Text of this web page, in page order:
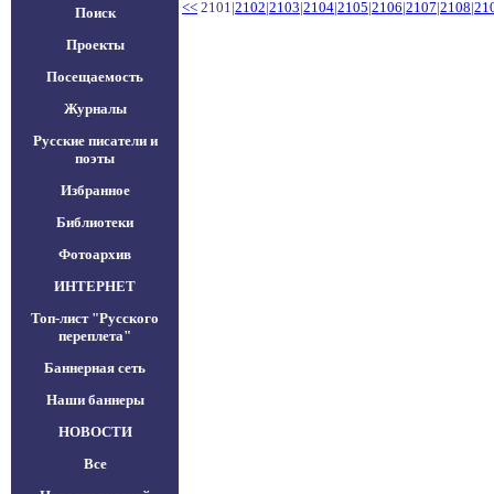
Поиск
Проекты
Посещаемость
Журналы
Русские писатели и
поэты
Избранное
Библиотеки
Фотоархив
ИНТЕРНЕТ
Топ-лист "Русского
переплета"
Баннерная сеть
Наши баннеры
НОВОСТИ
Все
<< 2101|2102|2103|2104|2105|2106|2107|2108|